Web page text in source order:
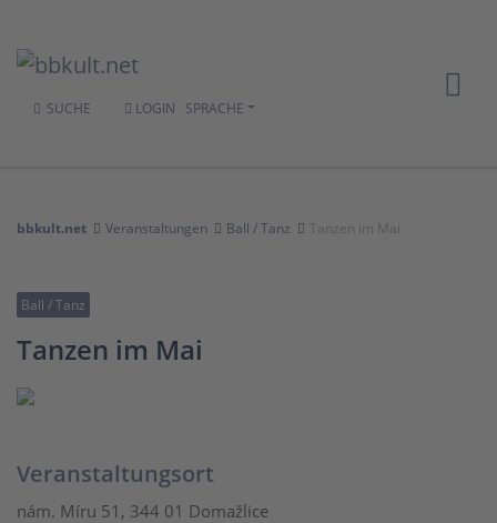
SUCHE LOGIN SPRACHE
bbkult.net Veranstaltungen Ball / Tanz Tanzen im Mai
Ball / Tanz
Tanzen im Mai
Veranstaltungsort
nám. Míru 51, 344 01 Domažlice